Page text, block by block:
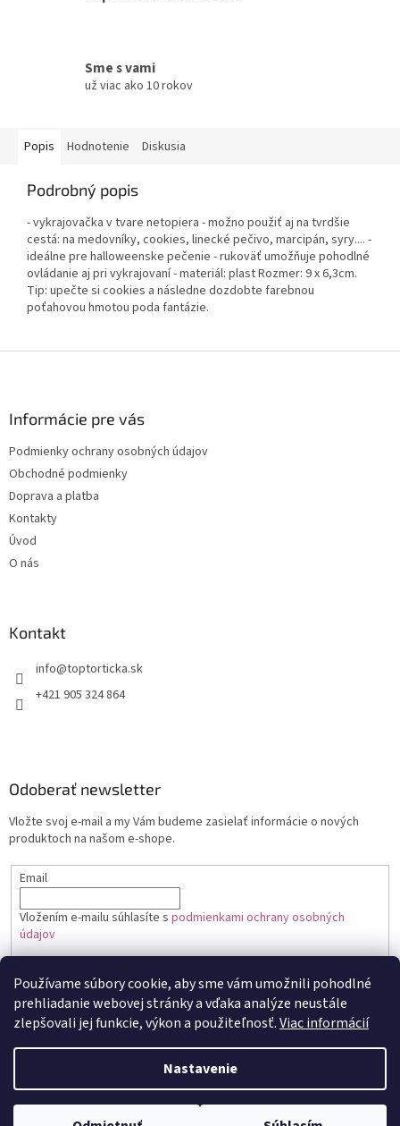
Používame súbory cookie, aby sme vám umožnili pohodlné
prehliadanie webovej stránky a vďaka analýze neustále
zlepšovali jej funkcie, výkon a použiteľnosť.Viac informácií
Nastavenie
Sme s vami
už viac ako 10 rokov
Popis Hodnotenie Diskusia
Podrobný popis
- vykrajovačka v tvare netopiera - možno použiť aj na tvrdšie
cestá: na medovníky, cookies, linecké pečivo, marcipán, syry.... -
ideálne pre halloweenske pečenie - rukoväť umožňuje pohodlné
ovládanie aj pri vykrajovaní - materiál: plast Rozmer: 9 x 6,3cm.
Tip: upečte si cookies a následne dozdobte farebnou
poťahovou hmotou poda fantázie.
Informácie pre vás
Podmienky ochrany osobných údajov
Obchodné podmienky
Doprava a platba
Kontakty
Úvod
O nás
Kontakt
+421 905 324 864
Odoberať newsletter
Vložte svoj e-mail a my Vám budeme zasielať informácie o nových
produktoch na našom e-shope.
Email
Vložením e-mailu súhlasíte s podmienkami ochrany osobných
údajov
PRIHLÁSIŤ SA
Copyright 2026Toptortička. Všetky práva vyhradené.Upraviť